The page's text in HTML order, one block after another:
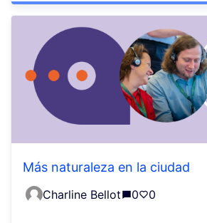
Más naturaleza en la ciudad
Charline Bellot 0 0